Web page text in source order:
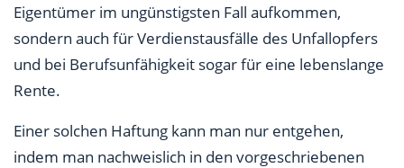
Eigentümer im ungünstigsten Fall aufkommen,
sondern auch für Verdienstausfälle des Unfallopfers
und bei Berufsunfähigkeit sogar für eine lebenslange
Rente.
Einer solchen Haftung kann man nur entgehen,
indem man nachweislich in den vorgeschriebenen